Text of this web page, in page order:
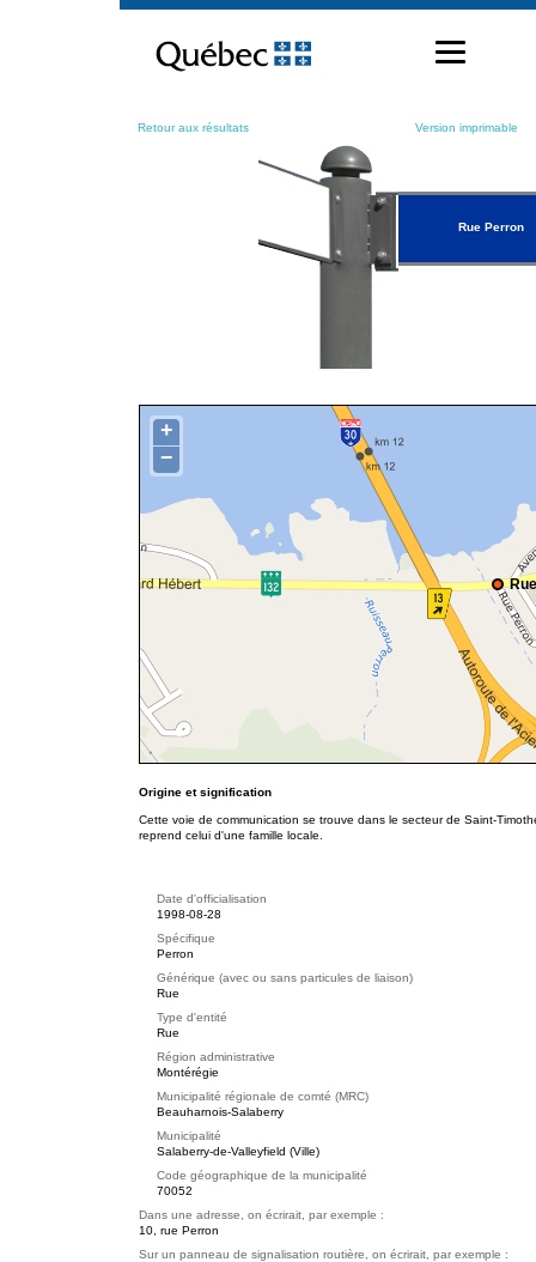
contenu
Retour aux résultats Version imprimable
Rue Perron
+
−
Origine et signification
Cette voie de communication se trouve dans le secteur de Saint-
reprend celui d'une famille locale.
Date d'officialisation
1998-08-28
Spécifique
Perron
Générique (avec ou sans particules de liaison)
Rue
Type d'entité
Rue
Région administrative
Montérégie
Municipalité régionale de comté (MRC)
Beauharnois-Salaberry
Municipalité
Salaberry-de-Valleyfield (Ville)
Code géographique de la municipalité
70052
Dans une adresse, on écrirait, par exemple :
10, rue Perron
Sur un panneau de signalisation routière, on écrirait, par exemple :